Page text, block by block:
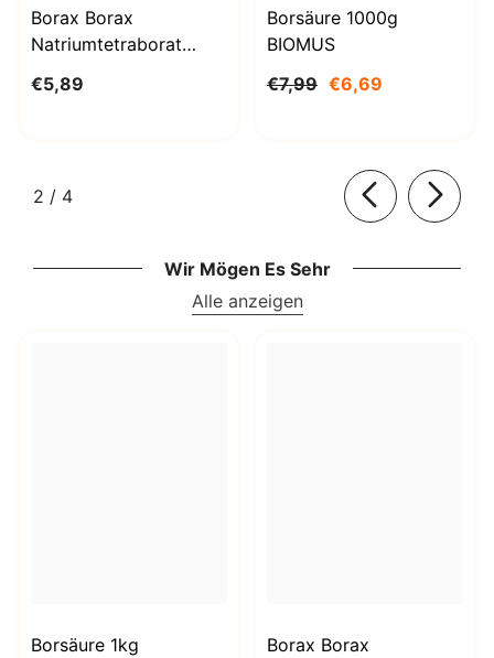
Borax Borax
Natriumtetraborat
STANLAB
€5,89
Borsäure 1000g
BIOMUS
€7,99 €6,69
2 / von
4
Wir Mögen Es Sehr
Alle anzeigen
Borsäure 1kg
Borax Borax